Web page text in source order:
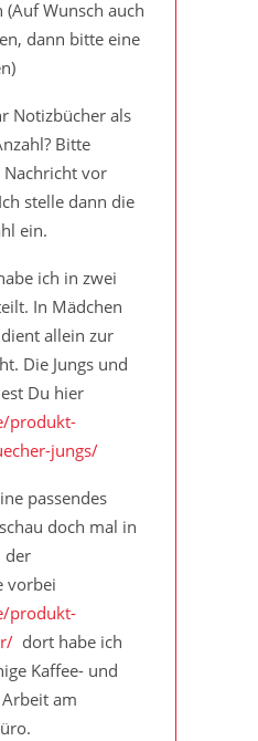
Wunsch auch
dann bitte eine
Notizbücher als
Bitte
vor
stelle dann die
ein.
ich in zwei
In Mädchen
allein zur
Die Jungs und
Du hier
produkt-
jungs/
passendes
doch mal in
der
vorbei
produkt-
dort habe ich
Kaffee- und
am